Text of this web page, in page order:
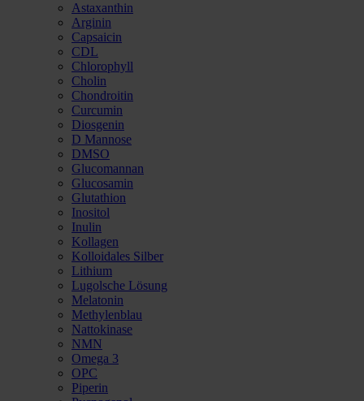
Astaxanthin
Arginin
Capsaicin
CDL
Chlorophyll
Cholin
Chondroitin
Curcumin
Diosgenin
D Mannose
DMSO
Glucomannan
Glucosamin
Glutathion
Inositol
Inulin
Kollagen
Kolloidales Silber
Lithium
Lugolsche Lösung
Melatonin
Methylenblau
Nattokinase
NMN
Omega 3
OPC
Piperin